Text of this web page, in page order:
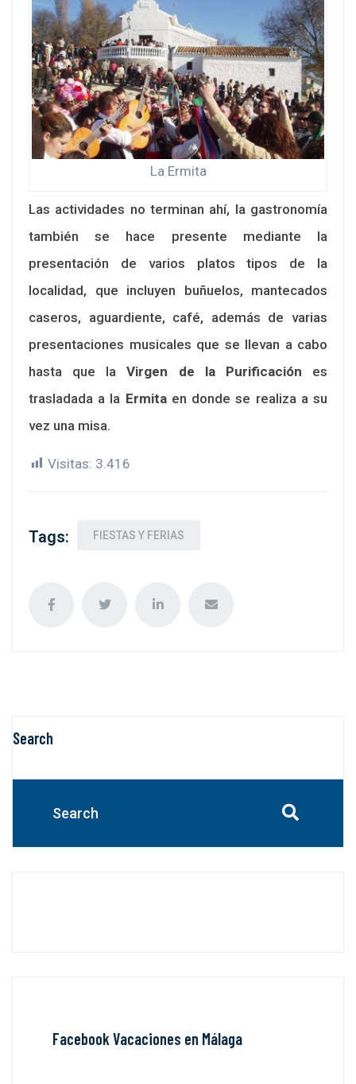
La Ermita
Las actividades no terminan ahí, la gastronomía
también se hace presente mediante la
presentación de varios platos tipos de la
localidad, que incluyen buñuelos, mantecados
caseros, aguardiente, café, además de varias
presentaciones musicales que se llevan a cabo
hasta que laVirgen de la Purificación es
trasladada a la Ermitaen donde se realiza a su
vez una misa.
Visitas: 3.416
Tags: FIESTAS Y FERIAS
Search
Facebook Vacaciones en Málaga